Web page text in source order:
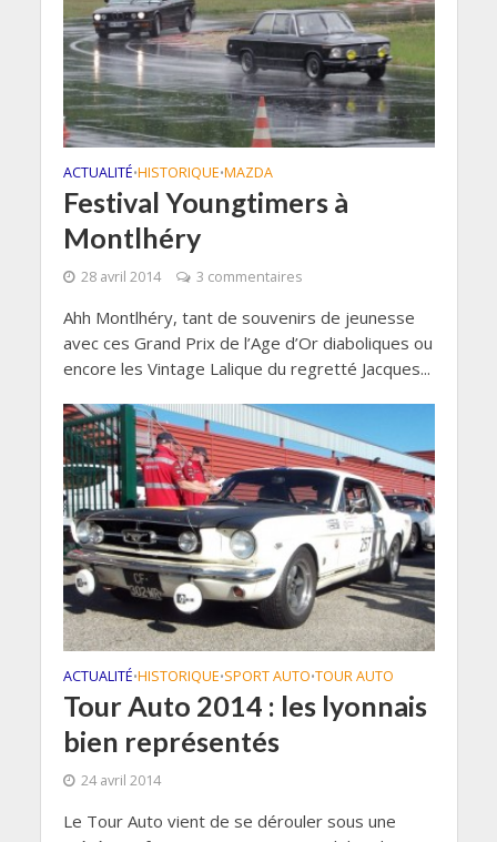
ACTUALITÉ•HISTORIQUE•MAZDA
Festival Youngtimers à
Montlhéry
28 avril 2014 3 commentaires
Ahh Montlhéry, tant de souvenirs de jeunesse
avec ces Grand Prix de l’Age d’Or diaboliques ou
encore les Vintage Lalique du regretté Jacques...
ACTUALITÉ•HISTORIQUE•SPORT AUTO•TOUR AUTO
Tour Auto 2014 : les lyonnais
bien représentés
24 avril 2014
Le Tour Auto vient de se dérouler sous une